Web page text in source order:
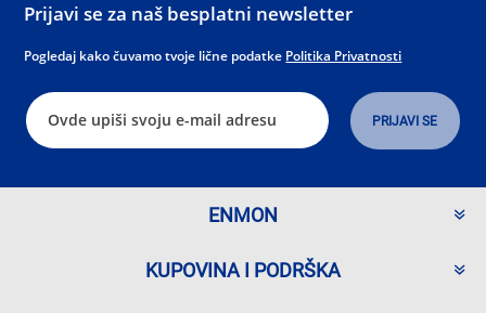
Prijavi se za naš besplatni newsletter
Pogledaj kako čuvamo tvoje lične podatke Politika Privatnosti
ENMON
KUPOVINA I PODRŠKA